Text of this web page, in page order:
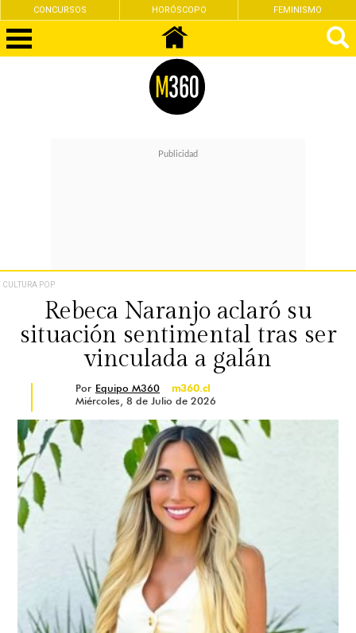
CONCURSOS HORÓSCOPO FEMINISMO
CULTURA POP
Rebeca Naranjo aclaró su
situación sentimental tras ser
vinculada a galán
Por Equipo M360
m360.cl
Miércoles, 8 de Julio de 2026